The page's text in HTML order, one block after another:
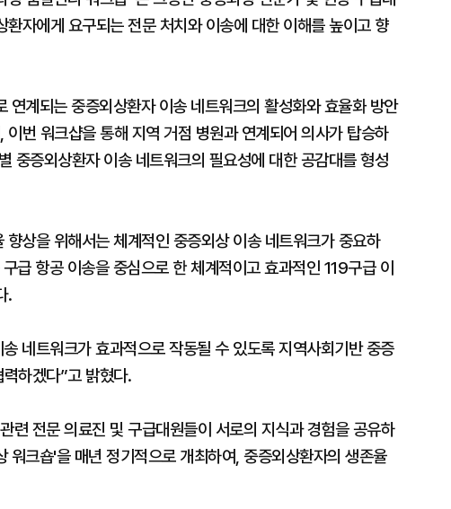
자에게 요구되는 전문 처치와 이송에 대한 이해를 높이고 향
계되는 중증외상환자 이송 네트워크의 활성화와 효율화 방안
번 워크샵을 통해 지역 거점 병원과 연계되어 의사가 탑승하
중증외상환자 이송 네트워크의 필요성에 대한 공감대를 형성
상을 위해서는 체계적인 중증외상 이송 네트워크가 중요하
급 항공 이송을 중심으로 한 체계적이고 효과적인 119구급 이
.
네트워크가 효과적으로 작동될 수 있도록 지역사회기반 중증
하겠다”고 밝혔다.
련 전문 의료진 및 구급대원들이 서로의 지식과 경험을 공유하
워크숍'을 매년 정기적으로 개최하여, 중증외상환자의 생존율